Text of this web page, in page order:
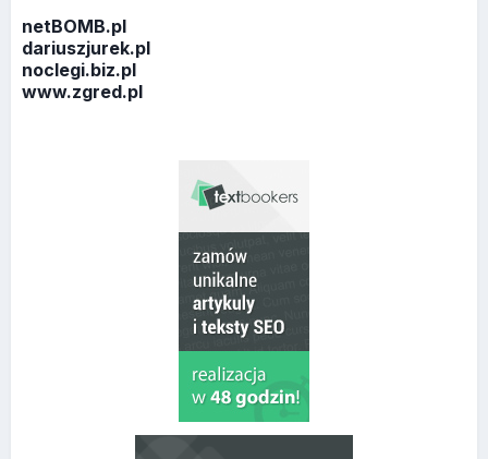
netBOMB.pl
dariuszjurek.pl
noclegi.biz.pl
www.zgred.pl